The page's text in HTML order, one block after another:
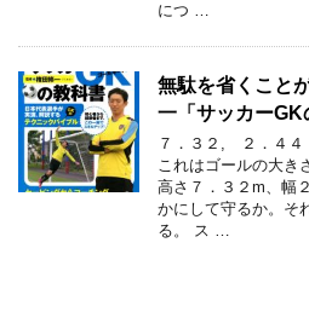
につ …
無駄を省くこと
一「サッカーGK
７．３２, ２．４４
これはゴールの大き
高さ７．３２m、幅
かにして守るか。そ
る。 ス …